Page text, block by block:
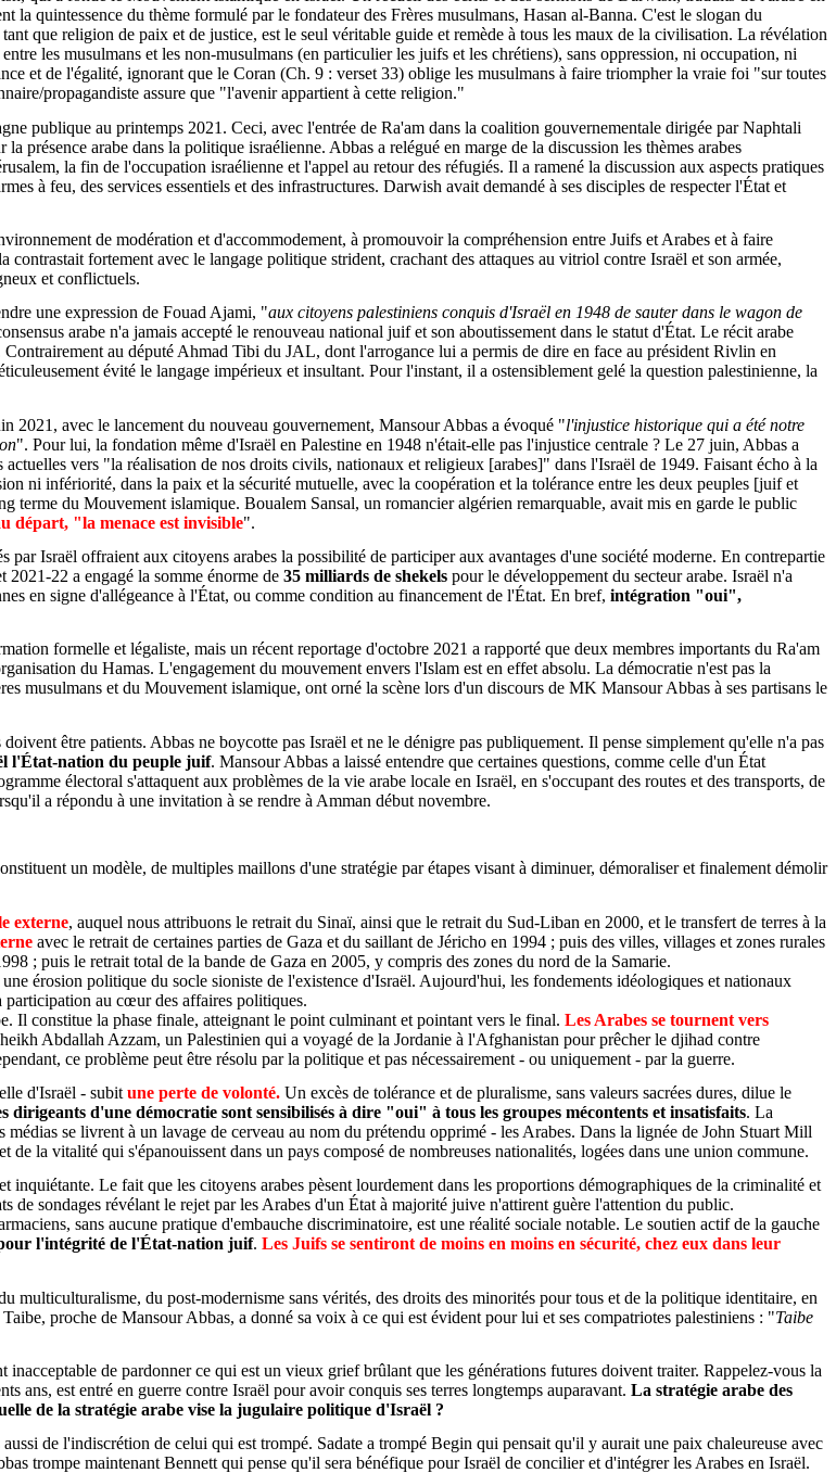
la quintessence du thème formulé par le fondateur des Frères musulmans, Hasan al-Banna. C'est le slogan du
que religion de paix et de justice, est le seul véritable guide et remède à tous les maux de la civilisation. La révélation
les musulmans et les non-musulmans (en particulier les juifs et les chrétiens), sans oppression, ni occupation, ni
et de l'égalité, ignorant que le Coran (Ch. 9 : verset 33) oblige les musulmans à faire triompher la vraie foi "sur toutes
propagandiste assure que "l'avenir appartient à cette religion."
publique au printemps 2021. Ceci, avec l'entrée de Ra'am dans la coalition gouvernementale dirigée par Naphtali
arabe dans la politique israélienne. Abbas a relégué en marge de la discussion les thèmes arabes
la fin de l'occupation israélienne et l'appel au retour des réfugiés. Il a ramené la discussion aux aspects pratiques
à feu, des services essentiels et des infrastructures. Darwish avait demandé à ses disciples de respecter l'État et
de modération et d'accommodement, à promouvoir la compréhension entre Juifs et Arabes et à faire
fortement avec le langage politique strident, crachant des attaques au vitriol contre Israël et son armée,
et conflictuels.
une expression de Fouad Ajami, "aux citoyens palestiniens conquis d'Israël en 1948 de sauter dans le wagon de
arabe n'a jamais accepté le renouveau national juif et son aboutissement dans le statut d'État. Le récit arabe
au député Ahmad Tibi du JAL, dont l'arrogance lui a permis de dire en face au président Rivlin en
évité le langage impérieux et insultant. Pour l'instant, il a ostensiblement gelé la question palestinienne, la
2021, avec le lancement du nouveau gouvernement, Mansour Abbas a évoqué "l'injustice historique qui a été notre
". Pour lui, la fondation même d'Israël en Palestine en 1948 n'était-elle pas l'injustice centrale ? Le 27 juin, Abbas a
vers "la réalisation de nos droits civils, nationaux et religieux [arabes]" dans l'Israël de 1949. Faisant écho à la
ni infériorité, dans la paix et la sécurité mutuelle, avec la coopération et la tolérance entre les deux peuples [juif et
terme du Mouvement islamique. Boualem Sansal, un romancier algérien remarquable, avait mis en garde le public
départ, "la menace est invisible".
Israël offraient aux citoyens arabes la possibilité de participer aux avantages d'une société moderne. En contrepartie
22 a engagé la somme énorme de 35 milliards de shekels pour le développement du secteur arabe. Israël n'a
en signe d'allégeance à l'État, ou comme condition au financement de l'État. En bref, intégration "oui",
formelle et légaliste, mais un récent reportage d'octobre 2021 a rapporté que deux membres importants du Ra'am
du Hamas. L'engagement du mouvement envers l'Islam est en effet absolu. La démocratie n'est pas la
musulmans et du Mouvement islamique, ont orné la scène lors d'un discours de MK Mansour Abbas à ses partisans le
être patients. Abbas ne boycotte pas Israël et ne le dénigre pas publiquement. Il pense simplement qu'elle n'a pas
l'État-nation du peuple juif. Mansour Abbas a laissé entendre que certaines questions, comme celle d'un État
électoral s'attaquent aux problèmes de la vie arabe locale en Israël, en s'occupant des routes et des transports, de
a répondu à une invitation à se rendre à Amman début novembre.
un modèle, de multiples maillons d'une stratégie par étapes visant à diminuer, démoraliser et finalement démolir
externe, auquel nous attribuons le retrait du Sinaï, ainsi que le retrait du Sud-Liban en 2000, et le transfert de terres à la
avec le retrait de certaines parties de Gaza et du saillant de Jéricho en 1994 ; puis des villes, villages et zones rurales
; puis le retrait total de la bande de Gaza en 2005, y compris des zones du nord de la Samarie.
une érosion politique du socle sioniste de l'existence d'Israël. Aujourd'hui, les fondements idéologiques et nationaux
participation au cœur des affaires politiques.
Il constitue la phase finale, atteignant le point culminant et pointant vers le final. Les Arabes se tournent vers
Abdallah Azzam, un Palestinien qui a voyagé de la Jordanie à l'Afghanistan pour prêcher le djihad contre
ce problème peut être résolu par la politique et pas nécessairement - ou uniquement - par la guerre.
d'Israël - subit une perte de volonté. Un excès de tolérance et de pluralisme, sans valeurs sacrées dures, dilue le
dirigeants d'une démocratie sont sensibilisés à dire "oui" à tous les groupes mécontents et insatisfaits. La
médias se livrent à un lavage de cerveau au nom du prétendu opprimé - les Arabes. Dans la lignée de John Stuart Mill
la vitalité qui s'épanouissent dans un pays composé de nombreuses nationalités, logées dans une union commune.
Le fait que les citoyens arabes pèsent lourdement dans les proportions démographiques de la criminalité et
de sondages révélant le rejet par les Arabes d'un État à majorité juive n'attirent guère l'attention du public.
sans aucune pratique d'embauche discriminatoire, est une réalité sociale notable. Le soutien actif de la gauche
l'intégrité de l'État-nation juif. Les Juifs se sentiront de moins en moins en sécurité, chez eux dans leur
multiculturalisme, du post-modernisme sans vérités, des droits des minorités pour tous et de la politique identitaire, en
proche de Mansour Abbas, a donné sa voix à ce qui est évident pour lui et ses compatriotes palestiniens : "Taibe
de pardonner ce qui est un vieux grief brûlant que les générations futures doivent traiter. Rappelez-vous la
ans, est entré en guerre contre Israël pour avoir conquis ses terres longtemps auparavant. La stratégie arabe des
de la stratégie arabe vise la jugulaire politique d'Israël ?
de l'indiscrétion de celui qui est trompé. Sadate a trompé Begin qui pensait qu'il y aurait une paix chaleureuse avec
trompe maintenant Bennett qui pense qu'il sera bénéfique pour Israël de concilier et d'intégrer les Arabes en Israël.